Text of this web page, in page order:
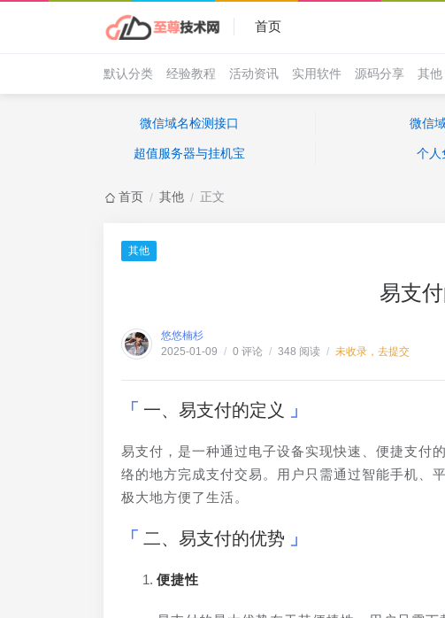
首页
默认分类 经验教程 活动资讯 实用软件 源码分享 其他
微信域名检测接口 微信
超值服务器与挂机宝 个人
首页 / 其他 / 正文
其他
易支
悠悠楠杉
2025-01-09 / 0 评论 / 348 阅读 / 未收录，去提交
一、易支付的定义
易支付，是一种通过电子设备实现快速、便捷支付
络的地方完成支付交易。用户只需通过智能手机、
极大地方便了生活。
二、易支付的优势
便捷性